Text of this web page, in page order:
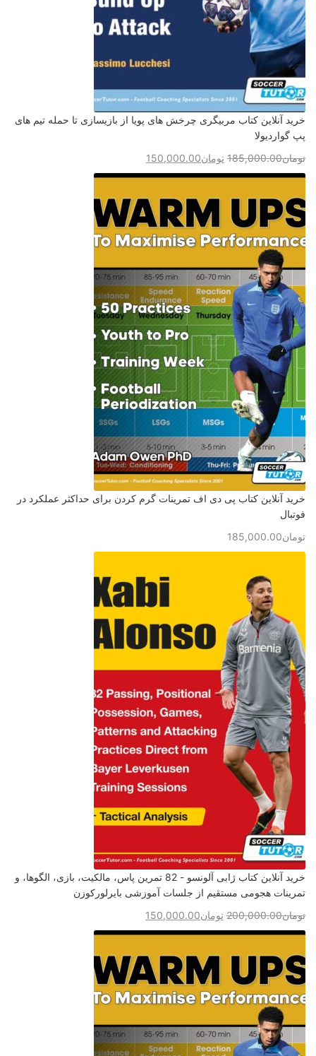
خرید آنلاین کتاب مربیگری چرخش های پویا از بازیسازی تا حمله تیم های
پپ گواردیولا
تومان185,000.00 تومان150,000.00
خرید آنلاین کتاب پی دی اف تمرینات گرم کردن برای حداکثر عملکرد در
فوتبال
تومان185,000.00
خرید آنلاین کتاب ژابی آلونسو - 82 تمرین پاس، مالکیت، بازی، الگوها، و
تمرینات هجومی مستقیم از جلسات آموزشی بایرلورکوزن
تومان200,000.00 تومان150,000.00